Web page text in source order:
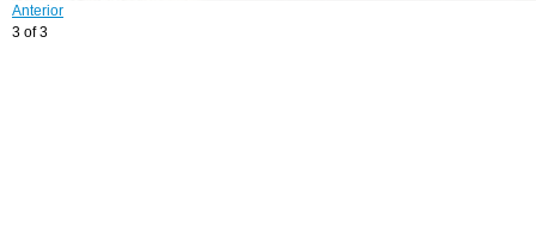
Anterior
3 of 3